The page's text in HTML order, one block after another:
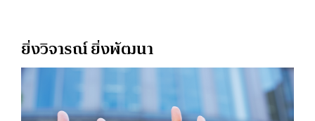
ยิ่งวิจารณ์ ยิ่งพัฒนา